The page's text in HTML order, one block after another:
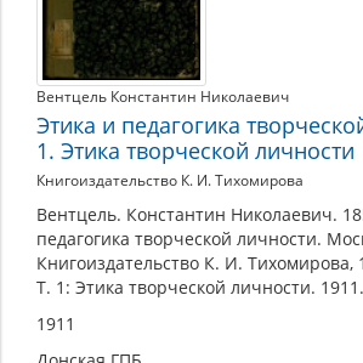
Вентцель Константин Николаевич
Этика и педагогика
1. Этика творческой личности
Книгоиздательство К. И. Тихомирова
Вентцель. Константин Николаевич.
педагогика творческой личности.
Книгоиздательство К. И. Тихомирова,
Т. 1: Этика творческой личности. 1911.
1911